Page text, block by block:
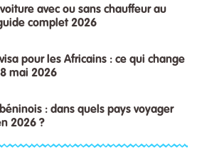
avec ou sans chauffeur au
complet 2026
pour les Africains : ce qui change
mai 2026
: dans quels pays voyager
2026 ?